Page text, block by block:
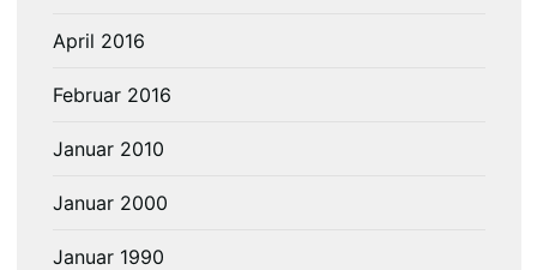
April 2016
Februar 2016
Januar 2010
Januar 2000
Januar 1990